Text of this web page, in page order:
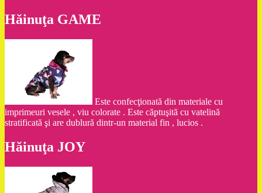
Hăinuţa GAME
Este confecţionată din materiale cu
imprimeuri vesele , viu colorate . Este căptuşită cu vatelină
stratificată şi are dublură dintr-un material fin , lucios .
Hăinuţa JOY